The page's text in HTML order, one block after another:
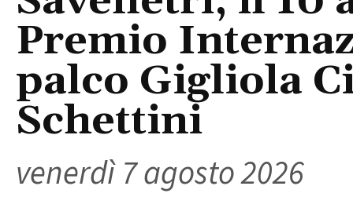
Premio
palco Gigliola
Schettini
venerdì 7 agosto 2026